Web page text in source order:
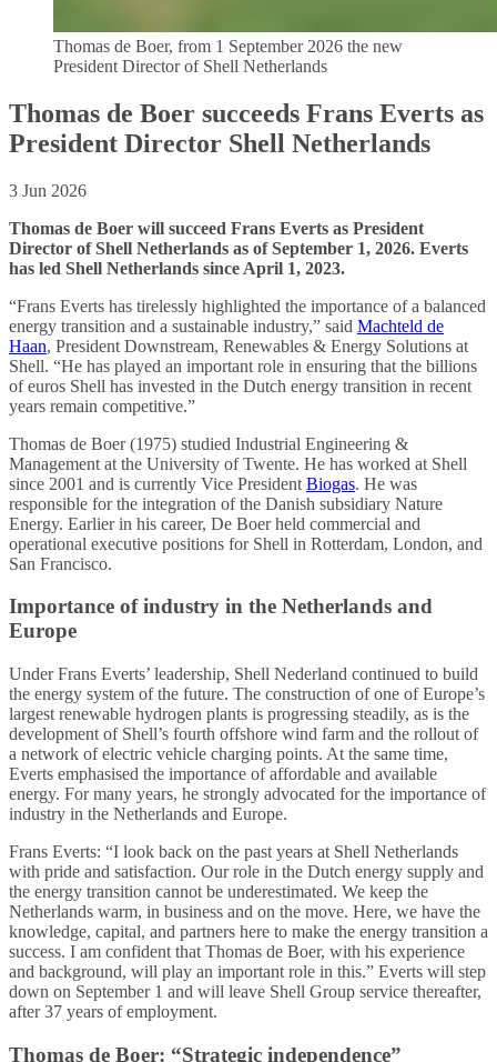
Thomas de Boer, from 1 September 2026 the new
President Director of Shell Netherlands
Thomas de Boer succeeds Frans Everts as
President Director Shell Netherlands
3 Jun 2026
Thomas de Boer will succeed Frans Everts as President
Director of Shell Netherlands as of September 1, 2026. Everts
has led Shell Netherlands since April 1, 2023.
“Frans Everts has tirelessly highlighted the importance of a balanced
energy transition and a sustainable industry,” said Machteld de
Haan, President Downstream, Renewables & Energy Solutions at
Shell. “He has played an important role in ensuring that the billions
of euros Shell has invested in the Dutch energy transition in recent
years remain competitive.”
Thomas de Boer (1975) studied Industrial Engineering &
Management at the University of Twente. He has worked at Shell
since 2001 and is currently Vice President Biogas. He was
responsible for the integration of the Danish subsidiary Nature
Energy. Earlier in his career, De Boer held commercial and
operational executive positions for Shell in Rotterdam, London, and
San Francisco.
Importance of industry in the Netherlands and
Europe
Under Frans Everts’ leadership, Shell Nederland continued to build
the energy system of the future. The construction of one of Europe’s
largest renewable hydrogen plants is progressing steadily, as is the
development of Shell’s fourth offshore wind farm and the rollout of
a network of electric vehicle charging points. At the same time,
Everts emphasised the importance of affordable and available
energy. For many years, he strongly advocated for the importance of
industry in the Netherlands and Europe.
Frans Everts: “I look back on the past years at Shell Netherlands
with pride and satisfaction. Our role in the Dutch energy supply and
the energy transition cannot be underestimated. We keep the
Netherlands warm, in business and on the move. Here, we have the
knowledge, capital, and partners here to make the energy transition a
success. I am confident that Thomas de Boer, with his experience
and background, will play an important role in this.” Everts will step
down on September 1 and will leave Shell Group service thereafter,
after 37 years of employment.
Thomas de Boer: “Strategic independence”